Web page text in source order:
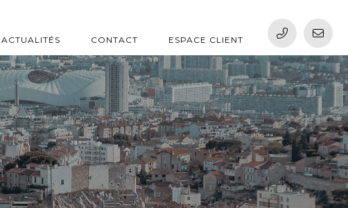
ACTUALITÉS CONTACT ESPACE CLIENT